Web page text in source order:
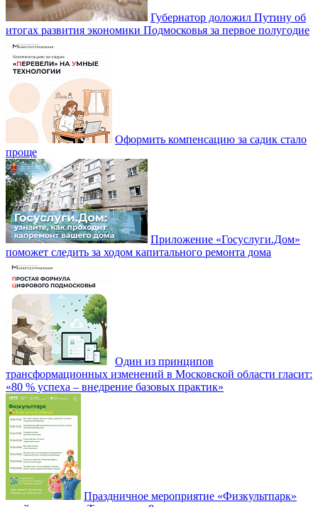
Губернатор доложил Путину об
итогах развития экономики Подмосковья за первое полугодие
Оформить компенсацию за садик стало
проще
Приложение «Госуслуги.Дом»
поможет следить за ходом капитального ремонта дома
Один из принципов
трансформационных изменений в Московской области гласит:
«80 % успеха – внедрение базовых практик»
Праздничное мероприятие «Физкультпарк»